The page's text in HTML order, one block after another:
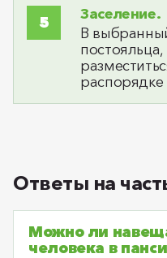
Заселение.
В
Ответы на
Можно ли
человека в